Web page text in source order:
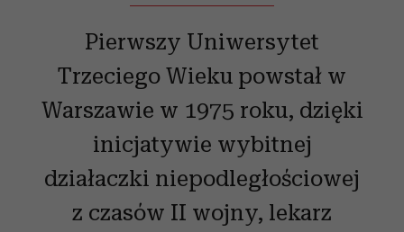
Pierwszy Uniwersytet
Trzeciego Wieku powstał w
Warszawie w 1975 roku, dzięki
inicjatywie wybitnej
działaczki niepodległościowej
z czasów II wojny, lekarz